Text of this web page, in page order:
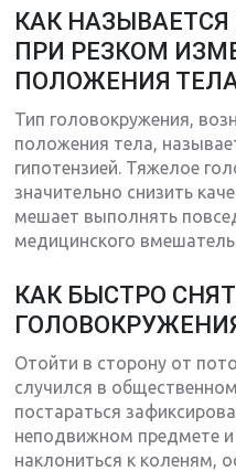
КАК
ПРИ РЕЗКОМ
ПОЛОЖЕНИЯ
Тип головокружения,
положения тела,
гипотензией. Тяжелое
значительно снизить
мешает выполнять
медицинского
КАК БЫСТРО
Отойти в сторону от
случился в
постараться
неподвижном предмете и
наклониться к коленям,